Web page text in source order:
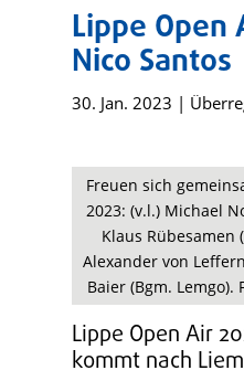
Lippe Open
Nico Santos
30. Jan. 2023 |
Freuen sich
2023: (v.l.) Michael
Klaus Rübesamen
Alexander von
Baier (Bgm. Lemgo).
Lippe Open Air
kommt nach